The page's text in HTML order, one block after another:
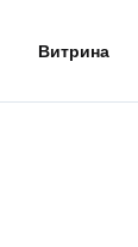
Витрина